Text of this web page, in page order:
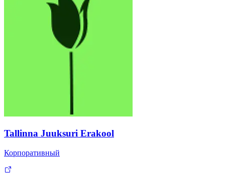
Tallinna Juuksuri Erakool
Корпоративный